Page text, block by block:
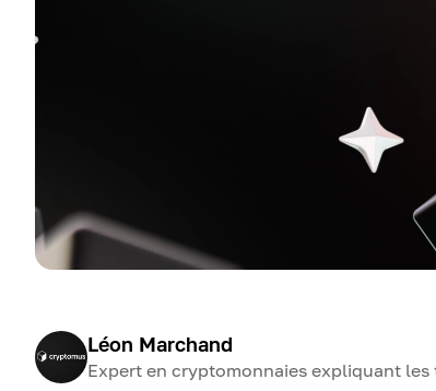
Léon Marchand
Expert en cryptomonnaies expliquant